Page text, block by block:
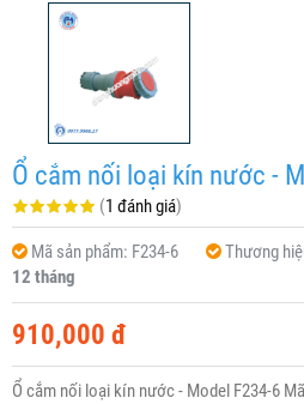
Ổ cắm nối loại kín nước -
(1 đánh giá)
Mã sản phẩm: F234-6 Thương
12 tháng
910,000 đ
Ổ cắm nối loại kín nước - Model F234-6